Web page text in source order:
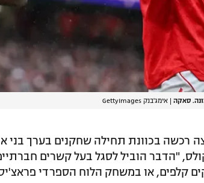
סאקה | אימג'בנק GettyImages
רכשה בכוונת תחילה שחקנים בערך בני
"הדבר הוביל לסגל בעל קשרים
קלפים, או במשחק הלוח הספרדי